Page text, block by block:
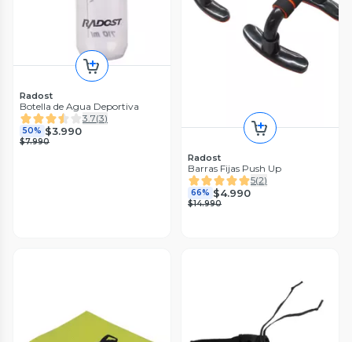
Radost
Botella de Agua Deportiva
3.7(3)
50% $3.990
$7.990
Radost
Barras Fijas Push Up
5(2)
66% $4.990
$14.990